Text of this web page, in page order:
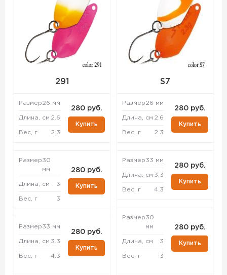
291
Размер26 мм
Длина, см 2.6
Вес, г 2.3
280 руб.
Купить
Размер30
мм
Длина, см 3
Вес, г 3
280 руб.
Купить
Размер33 мм
Длина, см 3.3
Вес, г 4.3
280 руб.
Купить
S7
Размер26 мм
Длина, см 2.6
Вес, г 2.3
280 руб.
Купить
Размер33 мм
Длина, см 3.3
Вес, г 4.3
280 руб.
Купить
Размер30
мм
Длина, см 3
Вес, г 3
280 руб.
Купить